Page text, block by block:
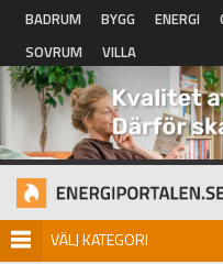
Hoppa till huvudinnehåll
BADRUM BYGG ENERGI
SOVRUM
VILLA
VÄLJ KATEGORI